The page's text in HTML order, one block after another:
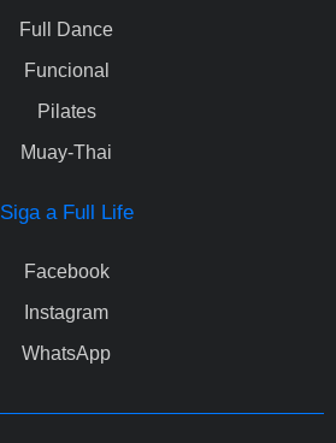
Full Dance
Funcional
Pilates
Muay-Thai
Siga a Full Life
Facebook
Instagram
WhatsApp